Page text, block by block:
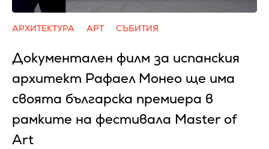
АРХИТЕКТУРА АРТ СЪБИТИЯ
Документален филм за испанския
архитект Рафаел Монео ще има
своята българска премиера в
рамките на фестивала Master of
Art